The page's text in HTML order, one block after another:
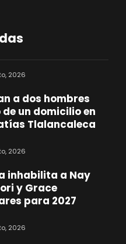
2026
a dos hombres
un domicilio en
Tlalancaleca
2026
inhabilita a Nay
y Grace
para 2027
2026